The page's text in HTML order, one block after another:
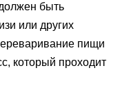
быть
или других
пищи
который проходит